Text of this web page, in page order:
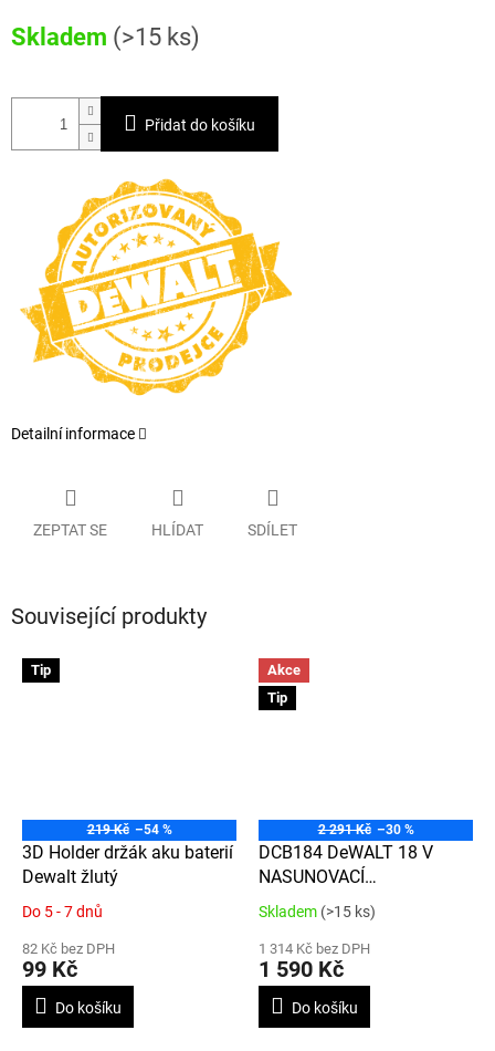
cena:
Skladem (>15 ks)
Přidat do košíku
Detailní informace
ZEPTAT SE HLÍDAT SDÍLET
Související produkty
Tip
219 Kč –54 %
3D Holder držák aku baterií
Dewalt žlutý
Průměrné
produktu
je
4,7
Do 5 - 7 dnů
82 Kč bez DPH
99 Kč
Do košíku
Akce
Tip
2 291 Kč –30 %
DCB184 DeWALT 18 V
NASUNOVACÍ
AKUMULÁTOR XR LI-ION S
KAPACITOU 5,0Ah
Průměrné
produktu
je
3,6
Skladem (>15 ks)
1 314 Kč bez DPH
1 590 Kč
Do košíku